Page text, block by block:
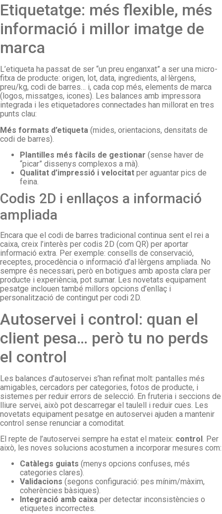
Etiquetatge: més flexible, més
informació i millor imatge de
marca
L’etiqueta ha passat de ser “un preu enganxat” a ser una micro-
fitxa de producte: origen, lot, data, ingredients, al·lèrgens,
preu/kg, codi de barres… i, cada cop més, elements de marca
(logos, missatges, icones). Les balances amb impressora
integrada i les etiquetadores connectades han millorat en tres
punts clau:
Més formats d’etiqueta (mides, orientacions, densitats de
codi de barres).
Plantilles més fàcils de gestionar (sense haver de
“picar” dissenys complexos a mà).
Qualitat d’impressió i velocitat per aguantar pics de
feina.
Codis 2D i enllaços a informació
ampliada
Encara que el codi de barres tradicional continua sent el rei a
caixa, creix l’interès per codis 2D (com QR) per aportar
informació extra. Per exemple: consells de conservació,
receptes, procedència o informació d’al·lèrgens ampliada. No
sempre és necessari, però en botigues amb aposta clara per
producte i experiència, pot sumar. Les novetats equipament
pesatge inclouen també millors opcions d’enllaç i
personalització de contingut per codi 2D.
Autoservei i control: quan el
client pesa… però tu no perds
el control
Les balances d’autoservei s’han refinat molt: pantalles més
amigables, cercadors per categories, fotos de producte, i
sistemes per reduir errors de selecció. En fruteria i seccions de
lliure servei, això pot descarregar el taulell i reduir cues. Les
novetats equipament pesatge en autoservei ajuden a mantenir
control sense renunciar a comoditat.
El repte de l’autoservei sempre ha estat el mateix: control. Per
això, les noves solucions acostumen a incorporar mesures com:
Catàlegs guiats (menys opcions confuses, més
categories clares).
Validacions (segons configuració: pes mínim/màxim,
coherències bàsiques).
Integració amb caixa per detectar inconsistències o
etiquetes incorrectes.